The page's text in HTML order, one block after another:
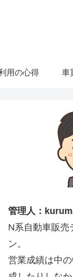
用の心得 車
管理人：
N系自動車販売
ン。
営業成績は中